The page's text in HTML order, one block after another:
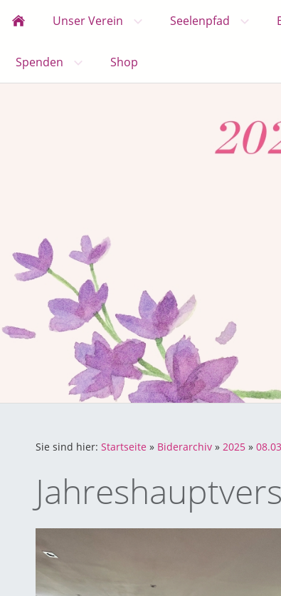
Unser Verein Seelenpfad
Spenden Shop
Sie sind hier: Startseite » Biderarchiv » 2025 »